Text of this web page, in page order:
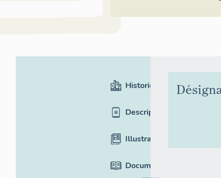
Historique
Description
Illustrations
Documentation